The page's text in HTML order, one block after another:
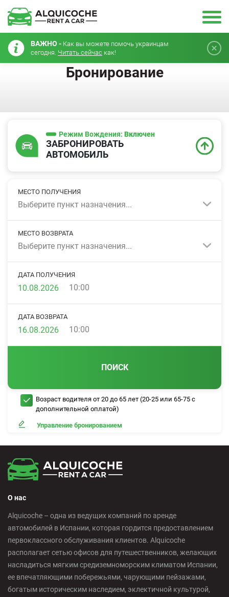
ВАЖНО - Как вы можете помочь украинцам
сегодня. Читать сейчас как!
Бронирование
Режим Вождения: Включен
ЗАБРОНИРОВАТЬ
АВТОМОБИЛЬ
МЕСТО ПОЛУЧЕНИЯ
Выберите пункт назначения...
МЕСТО ВОЗВРАТА
Выберите пункт назначения...
ДАТА ПОЛУЧЕНИЯ
10:00
ДАТА ВОЗВРАТА
10:00
ПОИСК
Возраст водителя от 20 до 65 лет (20-25 или 65-75 с
дополнительной оплатой)
Управление бронированием
О нас
Alquicoche – одна из ведущих компаний по аренде
автомобилей в Испании, которая гордится предоставлением
первоклассного обслуживания клиентов. Alquicoche
располагает сетью офисов для путешественников, желающих
насладиться мягким средиземноморским климатом Испании,
ее впечатляющими побережьями, чарующими пейзажами,
богатым историческим наследием, эклектичной культурой,